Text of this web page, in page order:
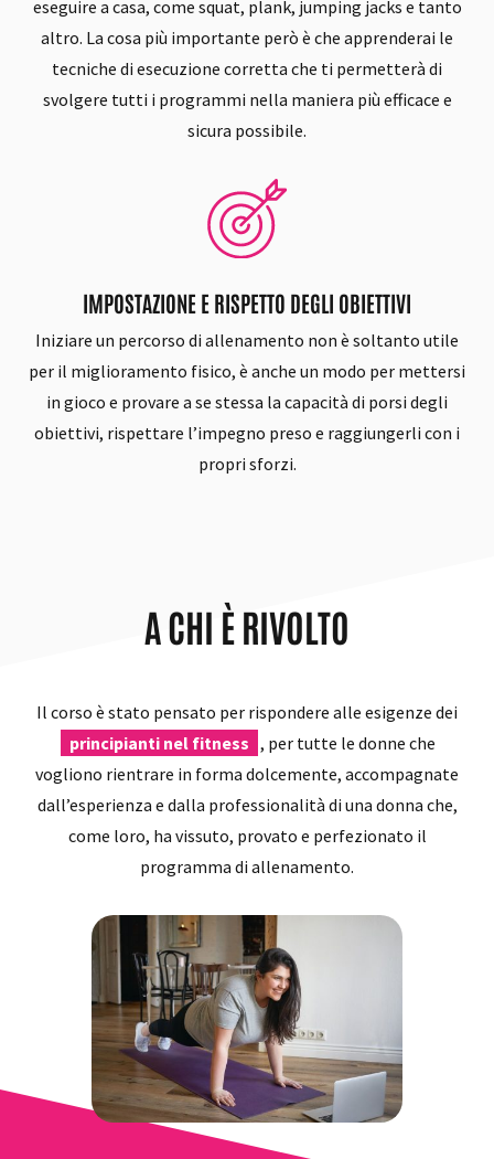
eseguire a casa, come squat, plank, jumping jacks e tanto
altro. La cosa più importante però è che apprenderai le
tecniche di esecuzione corretta che ti permetterà di
svolgere tutti i programmi nella maniera più efficace e
sicura possibile.
IMPOSTAZIONE E RISPETTO DEGLI OBIETTIVI
Iniziare un percorso di allenamento non è soltanto utile
per il miglioramento fisico, è anche un modo per mettersi
in gioco e provare a se stessa la capacità di porsi degli
obiettivi, rispettare l’impegno preso e raggiungerli con i
propri sforzi.
A CHI È RIVOLTO
Il corso è stato pensato per rispondere alle esigenze dei
principianti nel fitness , per tutte le donne che
vogliono rientrare in forma dolcemente, accompagnate
dall’esperienza e dalla professionalità di una donna che,
come loro, ha vissuto, provato e perfezionato il
programma di allenamento.